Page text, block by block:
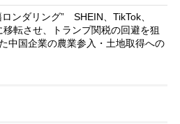
ンダリング” SHEIN、TikTok、
転させ、トランプ関税の回避を狙
中国企業の農業参入・土地取得への